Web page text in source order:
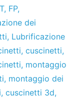
, FP,
dei
, Lubrificazione
, cuscinetti,
, montaggio
, montaggio dei
, cuscinetti 3d,